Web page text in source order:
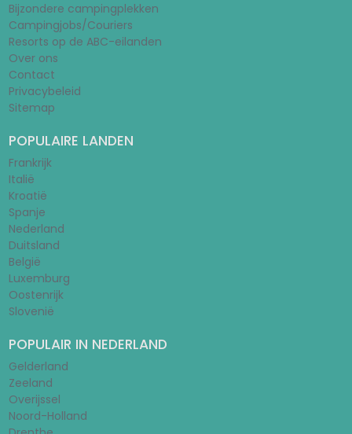
Bijzondere campingplekken
Campingjobs/Couriers
Resorts op de ABC-eilanden
Over ons
Contact
Privacybeleid
Sitemap
POPULAIRE LANDEN
Frankrijk
Italië
Kroatië
Spanje
Nederland
Duitsland
België
Luxemburg
Oostenrijk
Slovenië
POPULAIR IN NEDERLAND
Gelderland
Zeeland
Overijssel
Noord-Holland